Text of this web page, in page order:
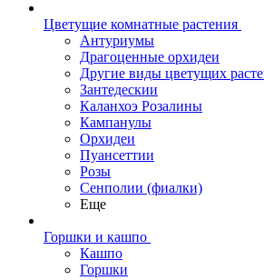
Цветущие комнатные растения
Антуриумы
Драгоценные орхидеи
Другие виды цветущих
Зантедескии
Каланхоэ Розалины
Кампанулы
Орхидеи
Пуансеттии
Розы
Сенполии (фиалки)
Еще
Горшки и кашпо
Кашпо
Горшки